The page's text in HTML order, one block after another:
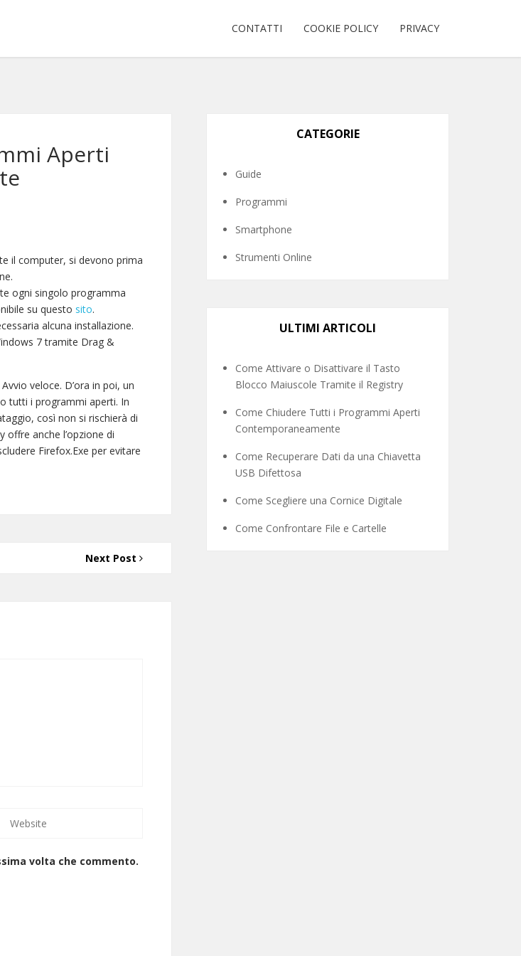
CONTATTI COOKIE POLICY PRIVACY
Aperti
il computer, si devono prima
ogni singolo programma
su questo sito.
alcuna installazione.
7 tramite Drag &
veloce. D’ora in poi, un
tutti i programmi aperti. In
così non si rischierà di
offre anche l’opzione di
Firefox.Exe per evitare
Next Post
volta che commento.
CATEGORIE
Guide
Programmi
Smartphone
Strumenti Online
ULTIMI ARTICOLI
Come Attivare o Disattivare il Tasto
Blocco Maiuscole Tramite il Registry
Come Chiudere Tutti i Programmi Aperti
Contemporaneamente
Come Recuperare Dati da una Chiavetta
USB Difettosa
Come Scegliere una Cornice Digitale
Come Confrontare File e Cartelle